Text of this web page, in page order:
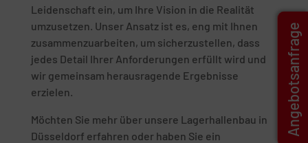
Leidenschaft ein, um Ihre Vision in die Realität
umzusetzen. Unser Ansatz ist es, eng mit Ihnen
zusammenzuarbeiten, um sicherzustellen, dass
jedes Detail Ihrer Anforderungen erfüllt wird und
wir gemeinsam herausragende Ergebnisse
erzielen.
Möchten Sie mehr über unsere Lagerhallenbau in
Düsseldorf erfahren oder haben Sie ein
Angebotsanfrage